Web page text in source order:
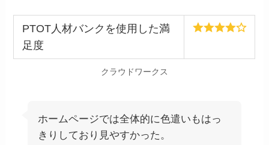
PTOT人材バンクを使用した満
足度
クラウドワークス
ホームページでは全体的に色遣いもはっ
きりしており見やすかった。